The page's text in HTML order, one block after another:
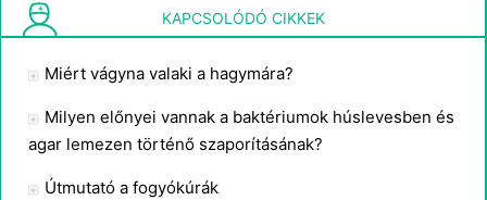
Hogyan készítsünk húst és baromfit
KAPCSOLÓDÓ CIKKEK
Miért vágyna valaki a hagymára?
Milyen előnyei vannak a baktériumok húslevesben és
agar lemezen történő szaporításának?
Útmutató a fogyókúrák